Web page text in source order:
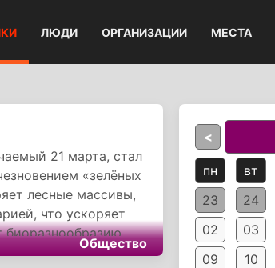
ЛЮДИ ОРГАНИЗАЦИИ МЕСТА
21 марта, стал
«зелёных
лесные массивы,
что ускоряет
биоразнообразию.
Общество
<
пн вт
23
24
02
03
09
10